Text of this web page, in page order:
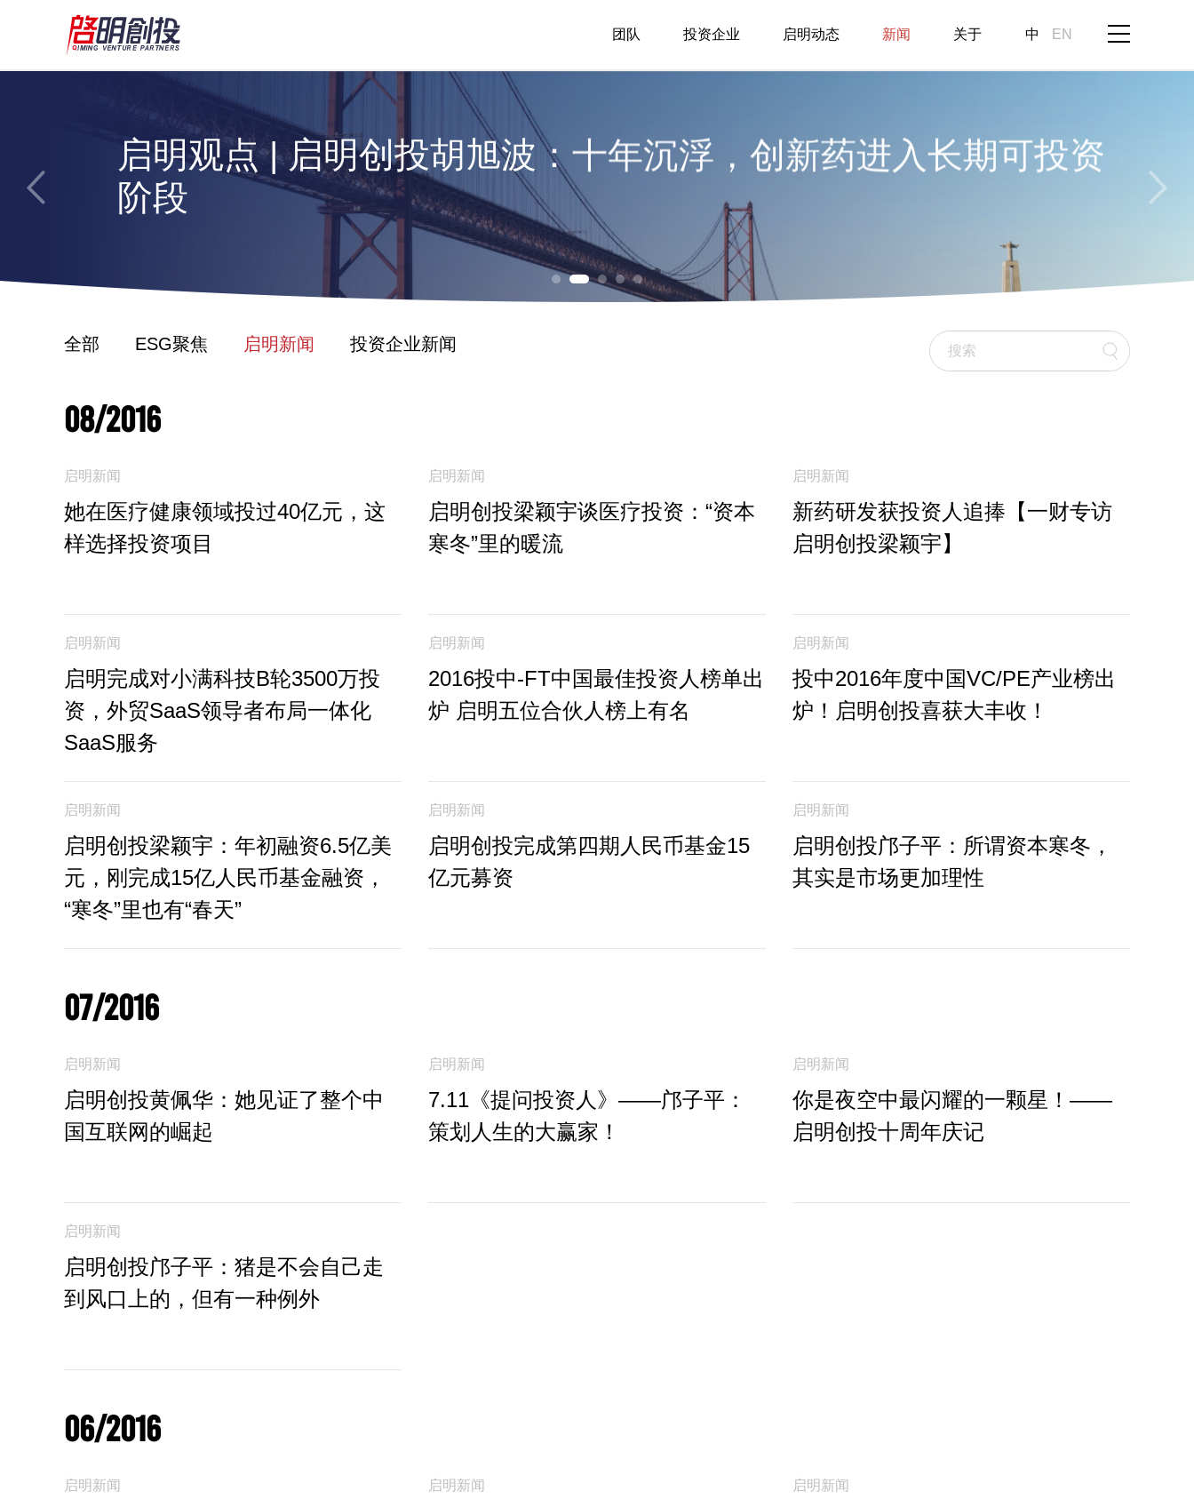
中 EN
团队 投资企业 启明动态 新闻 关于
启明观点 | 启明创投陈侃：AI对生物医药行业的变革已经显现
启明观点 | 启明创投邝子平：中国的人工智能投资并不过热，理
应吸引全世界的资金
启明观点 | 启明创投胡旭波：十年沉浮，创新药进入长期可投资
阶段
启明观点 | 启明创投周志峰：今年大概率将出现“超级AI应用”
Gary Rieschel：中国或将有12%的GDP来自医疗领域
启明观点 | 启明创投陈侃：AI对生物医药行业的变革已经显现
启明观点 | 启明创投邝子平：中国的人工智能投资并不过热，理
应吸引全世界的资金
全部 ESG聚焦 启明新闻 投资企业新闻
08/2016
启明新闻
她在医疗健康领域投过40亿元，这
样选择投资项目
启明新闻
启明创投梁颖宇谈医疗投资：“资本
寒冬”里的暖流
启明新闻
新药研发获投资人追捧【一财专访
启明创投梁颖宇】
启明新闻
启明完成对小满科技B轮3500万投
资，外贸SaaS领导者布局一体化
SaaS服务
启明新闻
2016投中-FT中国最佳投资人榜单出
炉 启明五位合伙人榜上有名
启明新闻
投中2016年度中国VC/PE产业榜出
炉！启明创投喜获大丰收！
启明新闻
启明创投梁颖宇：年初融资6.5亿美
元，刚完成15亿人民币基金融资，
“寒冬”里也有“春天”
启明新闻
启明创投完成第四期人民币基金15
亿元募资
启明新闻
启明创投邝子平：所谓资本寒冬，
其实是市场更加理性
07/2016
启明新闻
启明创投黄佩华：她见证了整个中
国互联网的崛起
启明新闻
7.11《提问投资人》——邝子平：
策划人生的大赢家！
启明新闻
你是夜空中最闪耀的一颗星！——
启明创投十周年庆记
启明新闻
启明创投邝子平：猪是不会自己走
到风口上的，但有一种例外
06/2016
启明新闻 启明新闻 启明新闻